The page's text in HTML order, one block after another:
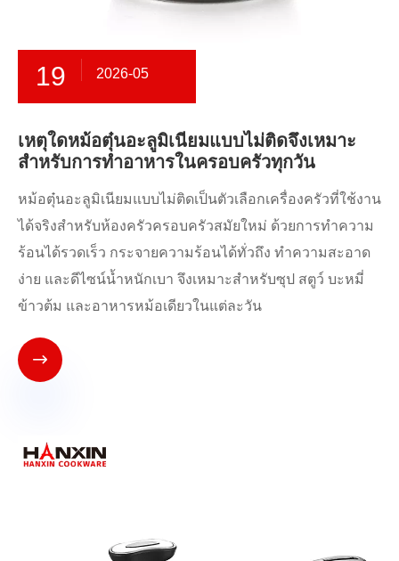
19 2026-05
เหตุใดหม้อตุ๋นอะลูมิเนียมแบบไม่ติดจึงเหมาะ
สำหรับการทำอาหารในครอบครัวทุกวัน
หม้อตุ๋นอะลูมิเนียมแบบไม่ติดเป็นตัวเลือกเครื่องครัวที่ใช้งาน
ได้จริงสำหรับห้องครัวครอบครัวสมัยใหม่ ด้วยการทำความ
ร้อนได้รวดเร็ว กระจายความร้อนได้ทั่วถึง ทำความสะอาด
ง่าย และดีไซน์น้ำหนักเบา จึงเหมาะสำหรับซุป สตูว์ บะหมี่
ข้าวต้ม และอาหารหม้อเดียวในแต่ละวัน
